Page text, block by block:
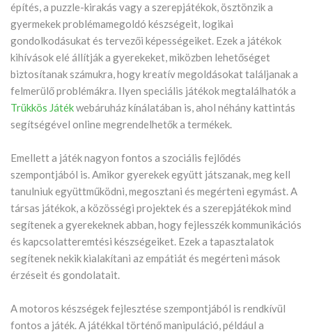
építés, a puzzle-kirakás vagy a szerepjátékok, ösztönzik a
gyermekek problémamegoldó készségeit, logikai
gondolkodásukat és tervezői képességeiket. Ezek a játékok
kihívások elé állítják a gyerekeket, miközben lehetőséget
biztosítanak számukra, hogy kreatív megoldásokat találjanak a
felmerülő problémákra. Ilyen speciális játékok megtalálhatók a
Trükkös Játékwebáruház kínálatában is, ahol néhány kattintás
segítségével online megrendelhetők a termékek.
Emellett a játék nagyon fontos a szociális fejlődés
szempontjából is. Amikor gyerekek együtt játszanak, meg kell
tanulniuk együttműködni, megosztani és megérteni egymást. A
társas játékok, a közösségi projektek és a szerepjátékok mind
segítenek a gyerekeknek abban, hogy fejlesszék kommunikációs
és kapcsolatteremtési készségeiket. Ezek a tapasztalatok
segítenek nekik kialakítani az empátiát és megérteni mások
érzéseit és gondolatait.
A motoros készségek fejlesztése szempontjából is rendkívül
fontos a játék. A játékkal történő manipuláció, például a